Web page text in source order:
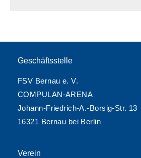
Geschäftsstelle
FSV Bernau e. V.
COMPULAN-ARENA
Johann-Friedrich-A.-Borsig-Str. 13
16321 Bernau bei Berlin
Verein